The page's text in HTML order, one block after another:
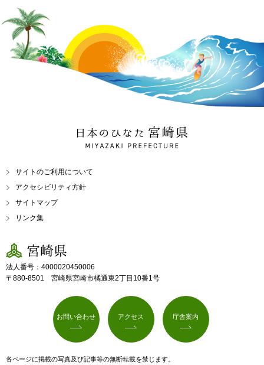
日本のひなた 宮崎県
MIYAZAKI PREFECTURE
サイトのご利用について
アクセシビリティ方針
サイトマップ
リンク集
宮崎県
法人番号：4000020450006
〒880-8501 宮崎県宮崎市橘通東2丁目10番1号
お問い合わせ アクセス 庁舎案内
各ページに掲載の写真及び記事等の無断転載を禁じます。